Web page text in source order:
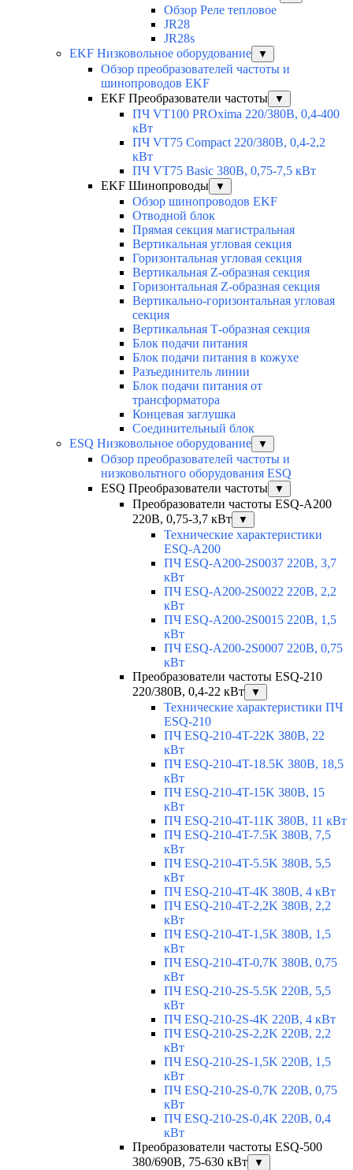
Обзор Реле тепловое
JR28
JR28s
EKF Низковольное оборудование
▼
Обзор преобразователей частоты и
шинопроводов EKF
EKF Преобразователи частоты
▼
ПЧ VT100 PROxima 220/380В, 0,4-400
кВт
ПЧ VT75 Compact 220/380В, 0,4-2,2
кВт
ПЧ VT75 Basic 380В, 0,75-7,5 кВт
EKF Шинопроводы
▼
Обзор шинопроводов EKF
Отводной блок
Прямая секция магистральная
Вертикальная угловая секция
Горизонтальная угловая секция
Вертикальная Z-образная секция
Горизонтальная Z-образная секция
Вертикально-горизонтальная угловая
секция
Вертикальная Т-образная секция
Блок подачи питания
Блок подачи питания в кожухе
Разъединитель линии
Блок подачи питания от
трансформатора
Концевая заглушка
Соединительный блок
ESQ Низковольное оборудование
▼
Обзор преобразователей частоты и
низковольтного оборудования ESQ
ESQ Преобразователи частоты
▼
Преобразователи частоты ESQ-A200
220В, 0,75-3,7 кВт
▼
Технические характеристики
ESQ-A200
ПЧ ESQ-A200-2S0037 220В, 3,7
кВт
ПЧ ESQ-A200-2S0022 220В, 2,2
кВт
ПЧ ESQ-A200-2S0015 220В, 1,5
кВт
ПЧ ESQ-A200-2S0007 220В, 0,75
кВт
Преобразователи частоты ESQ-210
220/380В, 0,4-22 кВт
▼
Технические характеристики ПЧ
ESQ-210
ПЧ ESQ-210-4T-22K 380В, 22
кВт
ПЧ ESQ-210-4T-18.5K 380В, 18,5
кВт
ПЧ ESQ-210-4T-15K 380В, 15
кВт
ПЧ ESQ-210-4T-11K 380В, 11 кВт
ПЧ ESQ-210-4T-7.5K 380В, 7,5
кВт
ПЧ ESQ-210-4T-5.5K 380В, 5,5
кВт
ПЧ ESQ-210-4T-4K 380В, 4 кВт
ПЧ ESQ-210-4T-2,2K 380В, 2,2
кВт
ПЧ ESQ-210-4T-1,5K 380В, 1,5
кВт
ПЧ ESQ-210-4T-0,7K 380В, 0,75
кВт
ПЧ ESQ-210-2S-5.5K 220В, 5,5
кВт
ПЧ ESQ-210-2S-4K 220В, 4 кВт
ПЧ ESQ-210-2S-2,2K 220В, 2,2
кВт
ПЧ ESQ-210-2S-1,5K 220В, 1,5
кВт
ПЧ ESQ-210-2S-0,7K 220В, 0,75
кВт
ПЧ ESQ-210-2S-0,4K 220В, 0,4
кВт
Преобразователи частоты ESQ-500
380/690В, 75-630 кВт
▼